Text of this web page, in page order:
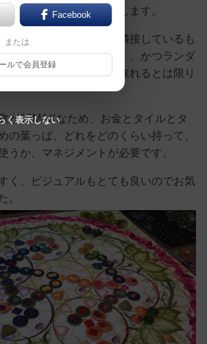
マジョリティー争いをします。
を一度置くとそこから隣接しているも
金を払うと移動も可能）、かつランダ
欲しいタイルがすぐに取れるとは限り
が10MAXなため、お金とタイルとタ
の葉っぱ、どれをどのくらい持って、
うか、マネジメントが必要です。
く、ビジュアルもとても良いのでお気
。
Facebook
または
ルで会員登録
く表示しない